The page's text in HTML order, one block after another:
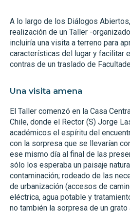
A lo largo de los Diálogos
realización de un Taller -
incluiría una visita a terreno para
características del lugar y facilitar
contras de un traslado de
Una visita amena
El Taller comenzó en la Casa
Chile, donde el Rector (S) Jorge
académicos el espíritu del
con la sorpresa que se llevarían
ese mismo día al final de las
sólo los esperaba un paisaje
contaminación; rodeado de las
de urbanización (accesos de
eléctrica, agua potable y
no también la sorpresa de un